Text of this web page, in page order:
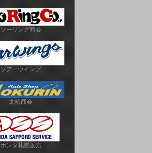
ツーリング商会
ソアーウイング
北輪商会
ホンダ札幌販売